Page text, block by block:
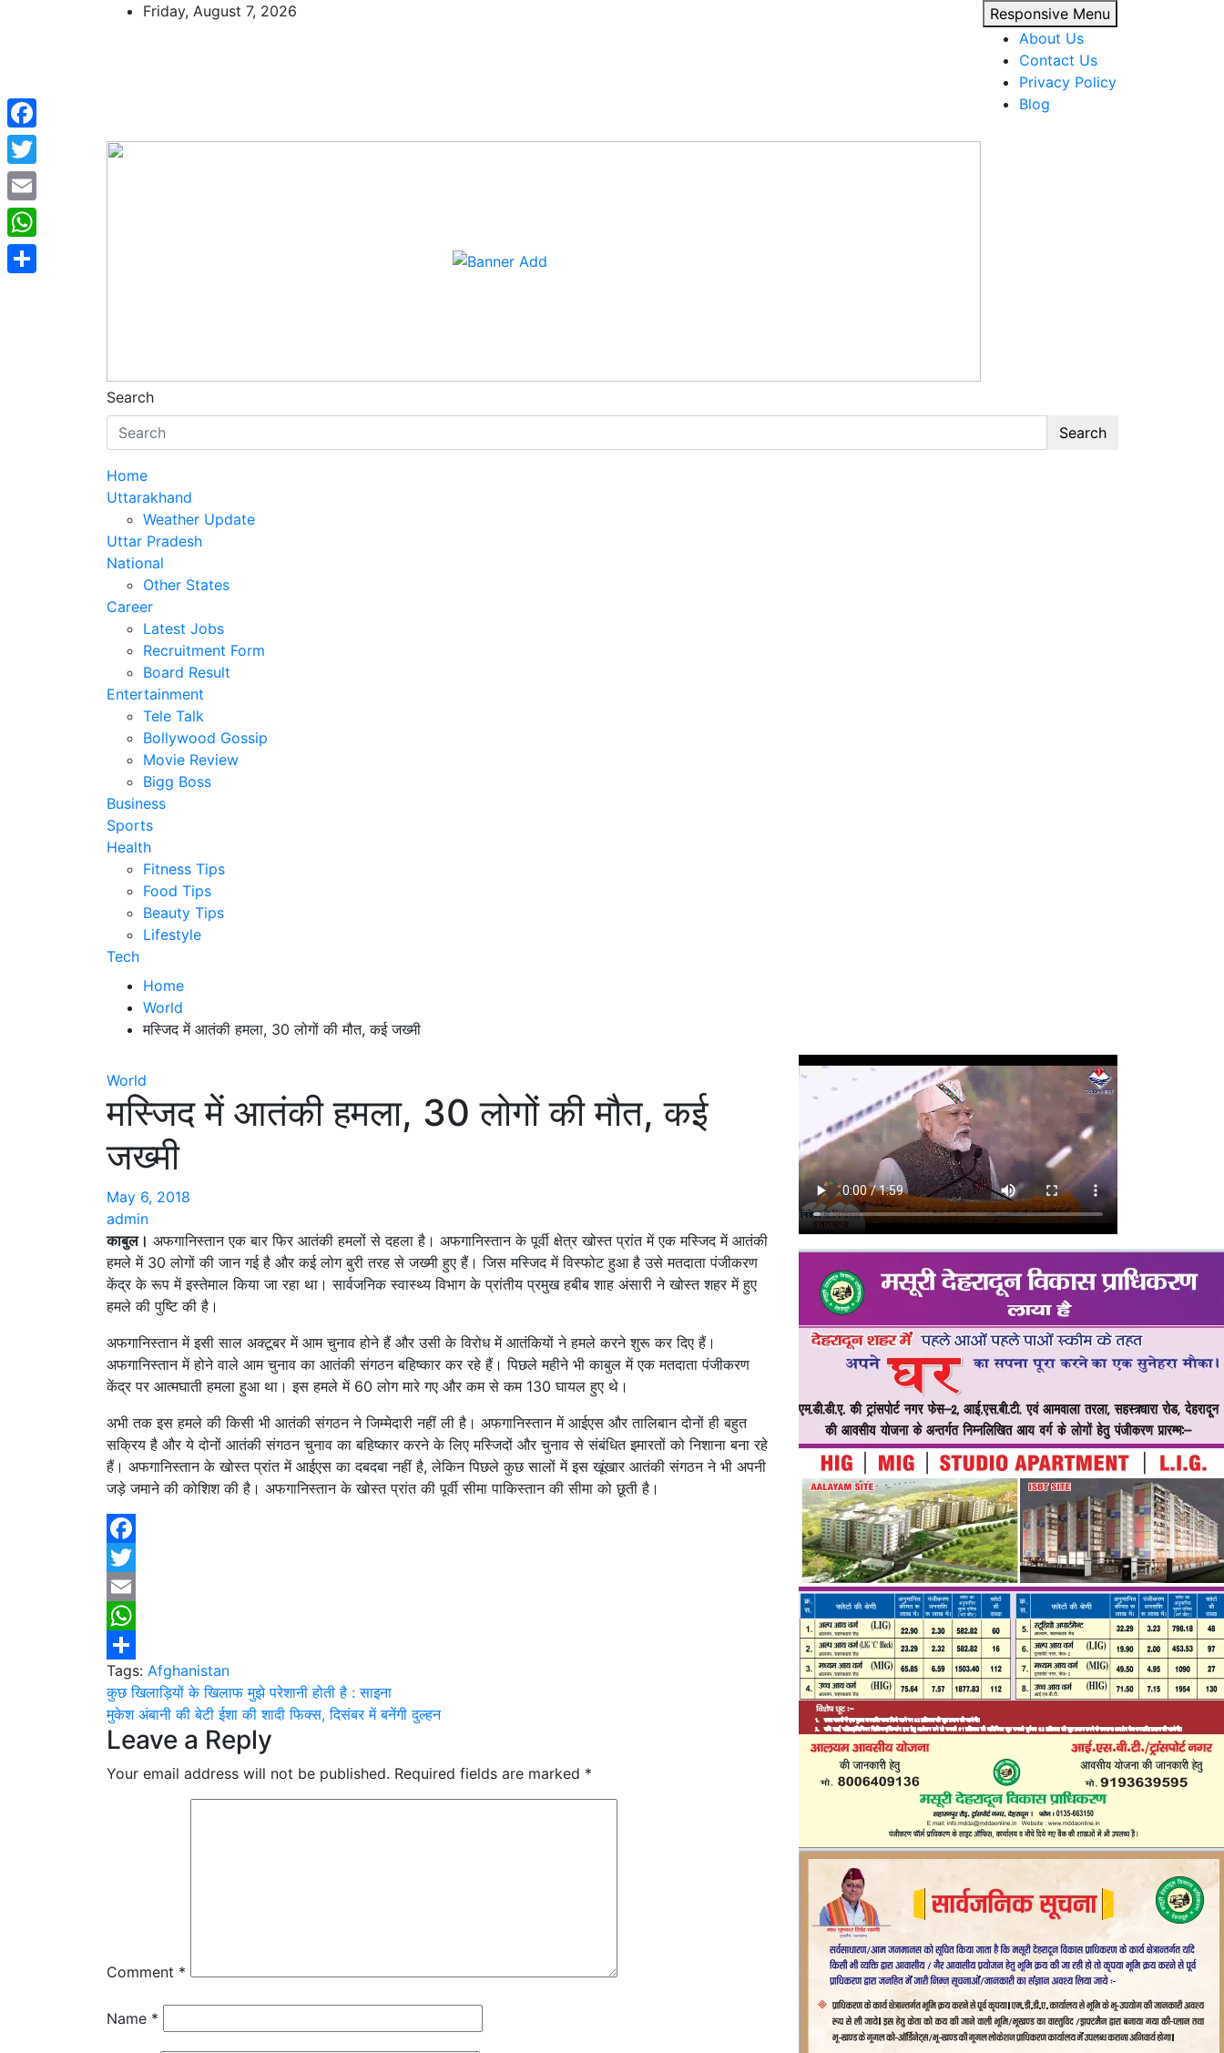
Friday, August 7, 2026
Responsive Menu
About Us
Contact Us
Privacy Policy
Blog
Search
Search
Home
Uttarakhand
Weather Update
Uttar Pradesh
National
Other States
Career
Latest Jobs
Recruitment Form
Board Result
Entertainment
Tele Talk
Bollywood Gossip
Movie Review
Bigg Boss
Business
Sports
Health
Fitness Tips
Food Tips
Beauty Tips
Lifestyle
Tech
Home
World
मस्जिद में आतंकी हमला, 30 लोगों की मौत, कई जख्मी
World
मस्जिद में आतंकी हमला, 30 लोगों की मौत, कई
जख्मी
May 6, 2018
admin
काबुल। अफगानिस्तान एक बार फिर आतंकी हमलों से दहला है। अफगानिस्तान के पूर्वी क्षेत्र खोस्त प्रांत में एक मस्जिद में आतंकी
हमले में 30 लोगों की जान गई है और कई लोग बुरी तरह से जख्मी हुए हैं। जिस मस्जिद में विस्फोट हुआ है उसे मतदाता पंजीकरण
केंद्र के रूप में इस्तेमाल किया जा रहा था। सार्वजनिक स्वास्थ्य विभाग के प्रांतीय प्रमुख हबीब शाह अंसारी ने खोस्त शहर में हुए
हमले की पुष्टि की है।
अफगानिस्तान में इसी साल अक्टूबर में आम चुनाव होने हैं और उसी के विरोध में आतंकियों ने हमले करने शुरू कर दिए हैं।
अफगानिस्तान में होने वाले आम चुनाव का आतंकी संगठन बहिष्कार कर रहे हैं। पिछले महीने भी काबुल में एक मतदाता पंजीकरण
केंद्र पर आत्मघाती हमला हुआ था। इस हमले में 60 लोग मारे गए और कम से कम 130 घायल हुए थे।
अभी तक इस हमले की किसी भी आतंकी संगठन ने जिम्मेदारी नहीं ली है। अफगानिस्तान में आईएस और तालिबान दोनों ही बहुत
सक्रिय है और ये दोनों आतंकी संगठन चुनाव का बहिष्कार करने के लिए मस्जिदों और चुनाव से संबंधित इमारतों को निशाना बना रहे
हैं। अफगानिस्तान के खोस्त प्रांत में आईएस का दबदबा नहीं है, लेकिन पिछले कुछ सालों में इस खूंखार आतंकी संगठन ने भी अपनी
जड़े जमाने की कोशिश की है। अफगानिस्तान के खोस्त प्रांत की पूर्वी सीमा पाकिस्तान की सीमा को छूती है।
Facebook
Twitter
Email
WhatsApp
Share
Tags: Afghanistan
Post
navigation
कुछ खिलाड़ियों के खिलाफ मुझे परेशानी होती है : साइना
मुकेश अंबानी की बेटी ईशा की शादी फिक्‍स, दिसंबर में बनेंगी दुल्‍हन
Leave a Reply
Your email address will not be published. Required fields are marked *
Comment *
Name *
Facebook
Twitter
Email
WhatsApp